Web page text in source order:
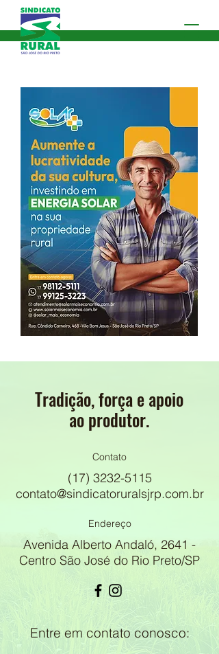
Tradição, força e apoio
ao produtor.
Contato
(17) 3232-5115
contato@sindicatoruralsjrp.com.br
Endereço
Avenida Alberto Andaló, 2641 -
Centro São José do Rio Preto/SP
Entre em contato conosco: